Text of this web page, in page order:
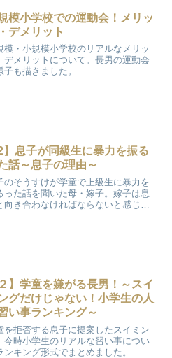
模小学校での運動会！メリッ
デメリット
模・小規模小学校のリアルなメリッ
デメリットについて。長男の運動会
子も描きました。
2】息子が同級生に暴力を振る
話～息子の理由～
のそうすけが学童で上級生に暴力を
った話を聞いた母・嫁子。嫁子は息
向き合わなければならないと感じ、
２】学童を嫌がる長男！～スイ
グだけじゃない！小学生の人
い事ランキング～
を拒否する息子に提案したスイミン
今時小学生のリアルな習い事につい
ンキング形式でまとめました。